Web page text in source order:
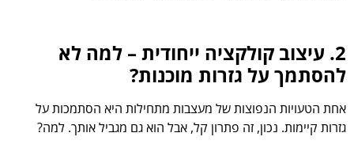
2. עיצוב קולקציה ייחודית – למה לא
להסתמך על גזרות מוכנות?
אחת הטעויות הנפוצות של מעצבות מתחילות היא הסתמכות על
גזרות קיימות. נכון, זה פתרון קל, אבל הוא גם מגביל אותך. למה?